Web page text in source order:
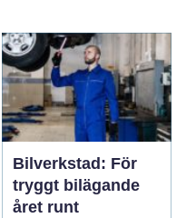
Bilverkstad: För
tryggt bilägande
året runt